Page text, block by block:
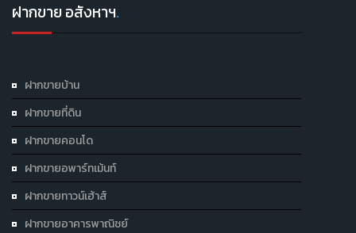
ฝากขาย อสังหาฯ.
ฝากขายบ้าน
ฝากขายที่ดิน
ฝากขายคอนโด
ฝากขายอพาร์ทเม้นท์
ฝากขายทาวน์เฮ้าส์
ฝากขายอาคารพาณิชย์